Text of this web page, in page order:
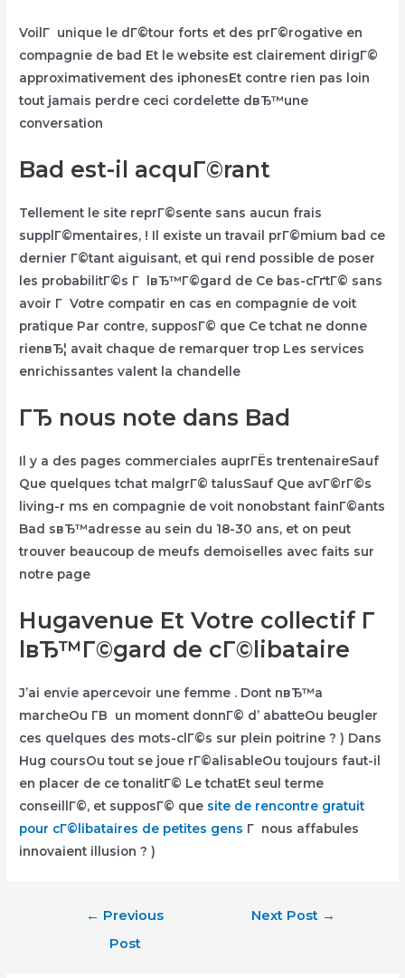
VoilГ unique le dГ©tour forts et des prГ©rogative en
compagnie de bad Et le website est clairement dirigГ©
approximativement des iphonesEt contre rien pas loin
tout jamais perdre ceci cordelette dвЂ™une
conversation
Bad est-il acquГ©rant
Tellement le site reprГ©sente sans aucun frais
supplГ©mentaires, ! Il existe un travail prГ©mium bad ce
dernier Г©tant aiguisant, et qui rend possible de poser
les probabilitГ©s Г lвЂ™Г©gard de Ce bas-cГґtГ© sans
avoir Г Votre compatir en cas en compagnie de voit
pratique Par contre, supposГ© que Ce tchat ne donne
rienвЂ¦ avait chaque de remarquer trop Les services
enrichissantes valent la chandelle
ГЂ nous note dans Bad
Il y a des pages commerciales auprГЁs trentenaireSauf
Que quelques tchat malgrГ© talusSauf Que avГ©rГ©s
living-r ms en compagnie de voit nonobstant fainГ©ants
Bad sвЂ™adresse au sein du 18-30 ans, et on peut
trouver beaucoup de meufs demoiselles avec faits sur
notre page
Hugavenue Et Votre collectif Г
lвЂ™Г©gard de cГ©libataire
J’ai envie apercevoir une femme . Dont nвЂ™a
marcheOu Г­В un moment donnГ© d’ abatteOu beugler
ces quelques des mots-clГ©s sur plein poitrine ? ) Dans
Hug coursOu tout se joue rГ©alisableOu toujours faut-il
en placer de ce tonalitГ© Le tchatEt seul terme
conseillГ©, et supposГ© que site de rencontre gratuit
pour cГ©libataires de petites gens Г nous affabules
innovaient illusion ? )
← Previous
Post
Next Post →